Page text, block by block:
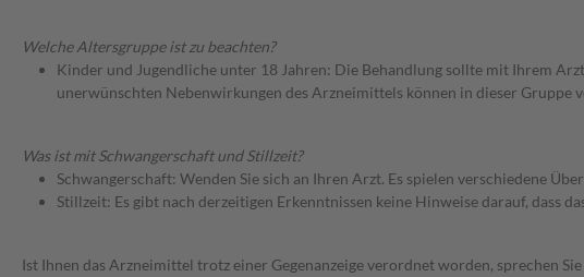
Welche Altersgruppe ist zu beachten?
Kinder und Jugendliche unter 18 Jahren: Die Behandlung sollte mit Ihrem
unerwünschten Nebenwirkungen des Arzneimittels können in dieser Gruppe
Was ist mit Schwangerschaft und Stillzeit?
Schwangerschaft: Wenden Sie sich an Ihren Arzt. Es spielen verschiedene
Stillzeit: Es gibt nach derzeitigen Erkenntnissen keine Hinweise darauf, dass
Ist Ihnen das Arzneimittel trotz einer Gegenanzeige verordnet worden, sprechen